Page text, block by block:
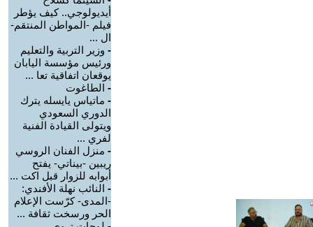
أيديولوجي.. كيف يؤطر
فيلم -المواطن المنتقم-
ال ...
- وزير التربية والتعليم
ورئيس مؤسسة اليابان
يوقعان اتفاقية تعا ...
- الطاغوت
- ماتياس يايسله يترك
الدوري السعودي
ويتولى القيادة الفنية
لفري ...
- منزل الفنان الروسي
ريبين -بيناتي- يفتح
أبوابه للزوار قبل اكت ...
- النائب نهلة الأفندي:
-المدى- كرّست الإعلام
الحر ورسخت ثقافة ...